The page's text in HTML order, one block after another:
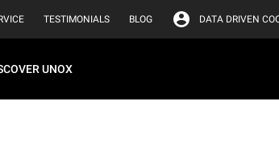
TESTIMONIALS BLOG DATA DRIVEN
UNOX